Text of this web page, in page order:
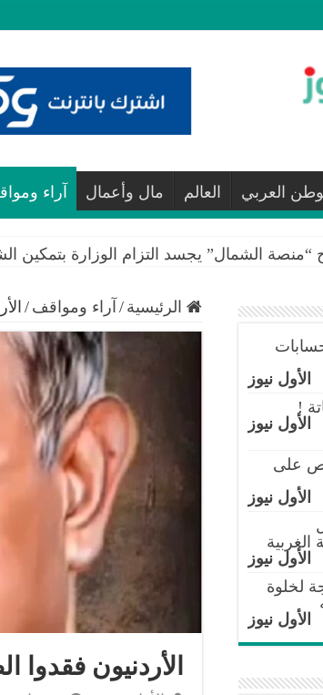
العربي العالم مال وأعمال آراء
“منصة الشمال” يجسد التزام الوزارة بتمكين
الرئيسية / آراء ومواقف /
الأردنيون فقدوا
الأول نيوز
!
الأول نيوز
على
الأول نيوز
الأول نيوز
لخلوة
الأول نيوز